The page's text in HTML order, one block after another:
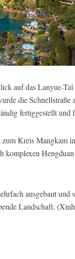
auf das Lanyue-
die
fertiggestellt und
Kreis Mangkam
komplexen
ausgebaut
Landschaft.